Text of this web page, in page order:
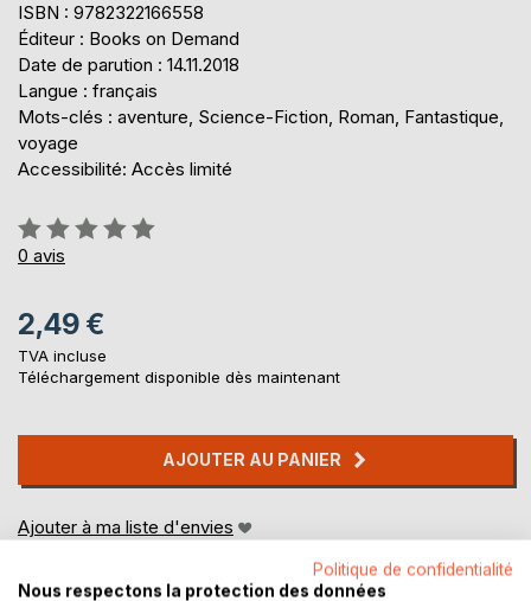
ISBN : 9782322166558
Éditeur : Books on Demand
Date de parution : 14.11.2018
Langue : français
Mots-clés : aventure, Science-Fiction, Roman, Fantastique,
voyage
Accessibilité: Accès limité
Évaluation:
0%
0 avis
2,49 €
TVA incluse
Téléchargement disponible dès maintenant
AJOUTER AU PANIER
Ajouter à ma liste d'envies
Politique de confidentialité
Nous respectons la protection des données